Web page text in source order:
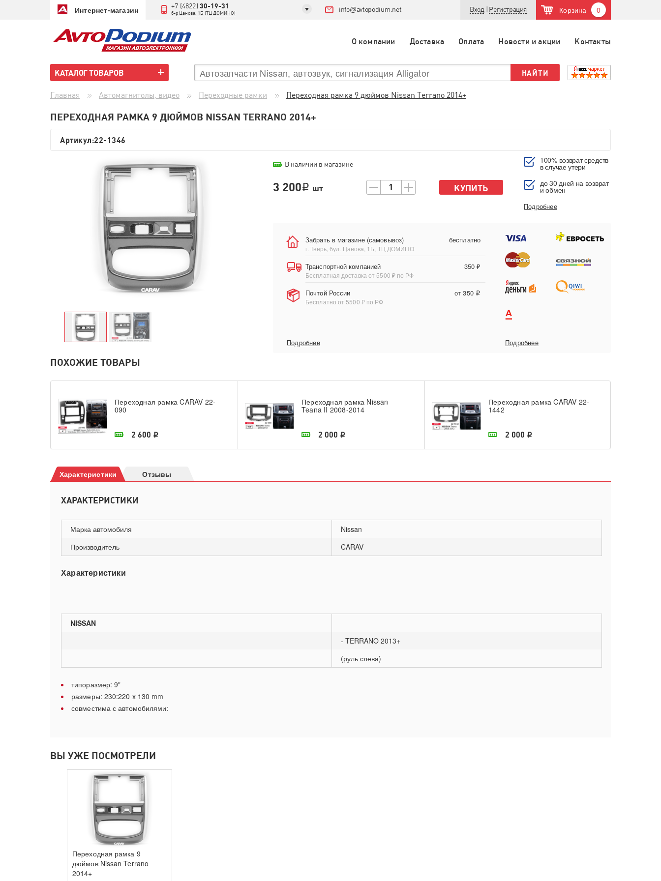
Интернет-магазин +7 (4822) 30-19-31
б-р Цанова, 1Б (ТЦ ДОМИНО) info@avtopodium.net Вход Регистрация Корзина 0
О компании Доставка Оплата Новости и акции Контакты
КАТАЛОГ ТОВАРОВ
Главная Автомагнитолы, видео Переходные рамки Переходная рамка 9 дюймов Nissan Terrano 2014+
ПЕРЕХОДНАЯ РАМКА 9 ДЮЙМОВ NISSAN TERRANO 2014+
Артикул:22-1346
В наличии в магазине
3 200i шт 1 КУПИТЬ
Забрать в магазине (самовывоз) бесплатно
г. Тверь, бул. Цанова, 1Б, ТЦ ДОМИНО
Транспортной компанией 350 ₽
Бесплатная доставка от 5500 ₽ по РФ
Почтой России от 350 i
Бесплатно от 5500 ₽ по РФ
Подробнее
100% возврат средств
в случае утери
до 30 дней на возврат
и обмен
Подробнее
Подробнее
ПОХОЖИЕ ТОВАРЫ
Переходная рамка CARAV 22-
090
В наличии в магазине
2 600 i
Переходная рамка Nissan
Teana II 2008-2014
В наличии в магазине
2 000 i
Переходная рамка CARAV 22-
1442
В наличии в магазине
2 000 i
Характеристики Отзывы
ХАРАКТЕРИСТИКИ
Марка автомобиля
Nissan
Производитель
CARAV
Характеристики
NISSAN
- TERRANO 2013+
(руль слева)
типоразмер: 9"
размеры: 230:220 x 130 mm
совместима с автомобилями:
ВЫ УЖЕ ПОСМОТРЕЛИ
Переходная рамка 9
дюймов Nissan Terrano
2014+